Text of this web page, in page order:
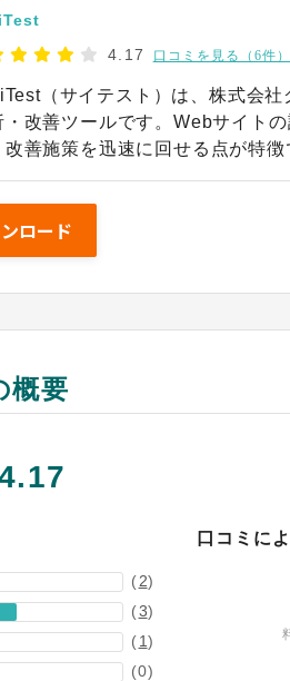
4.17
口コミを見る（6件）
（サイテスト）は、株式会
・改善ツールです。Webサイト
改善施策を迅速に回せる点が特
サイトの改善業務を効率的に行えます。 レポートやアク
った管理者向けの機能も充実し
す。導入前後の手厚いサポート
ロード
概要
(2)
(3)
(1)
(0)
口コミに